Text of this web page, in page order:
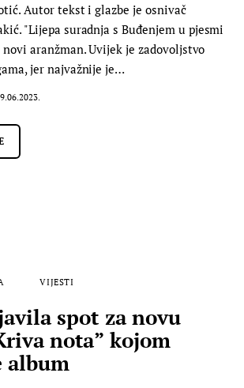
Autor tekst i glazbe je osnivač
"Lijepa suradnja s Buđenjem u pjesmi
novi aranžman. Uvijek je zadovoljstvo
jer najvažnije je…
VIJESTI
spot za novu
nota” kojom
album